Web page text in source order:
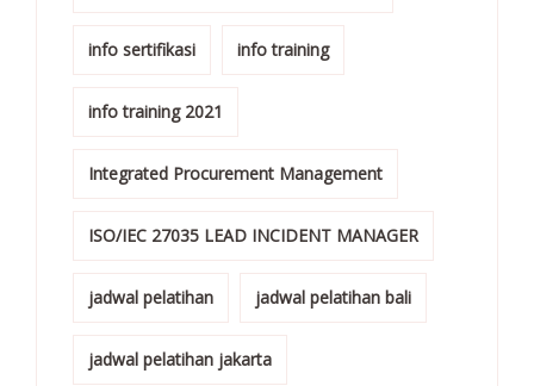
info sertifikasi info training
info training 2021
Integrated Procurement Management
ISO/IEC 27035 LEAD INCIDENT MANAGER
jadwal pelatihan jadwal pelatihan bali
jadwal pelatihan jakarta